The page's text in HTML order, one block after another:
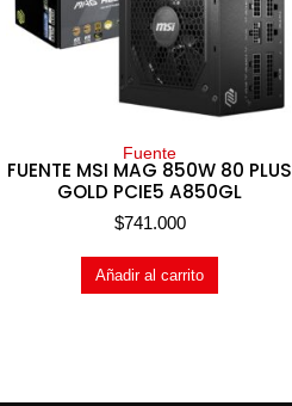
Fuente
FUENTE MSI MAG 850W 80 PLUS
GOLD PCIE5 A850GL
$741.000
Añadir al carrito